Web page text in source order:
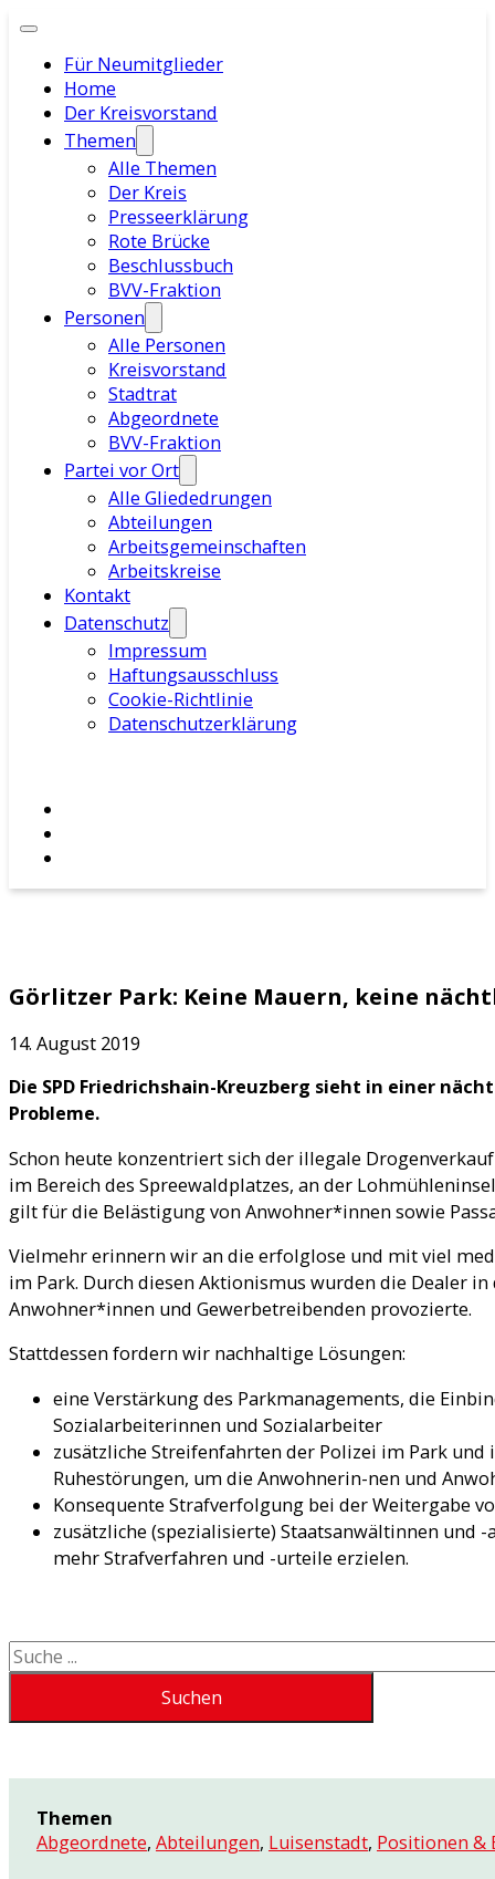
Für Neumitglieder
Home
Der Kreisvorstand
Themen
Alle Themen
Der Kreis
Presseerklärung
Rote Brücke
Beschlussbuch
BVV-Fraktion
Personen
Alle Personen
Kreisvorstand
Stadtrat
Abgeordnete
BVV-Fraktion
Partei vor Ort
Alle Gliededrungen
Abteilungen
Arbeitsgemeinschaften
Arbeitskreise
Kontakt
Datenschutz
Impressum
Haftungsausschluss
Cookie-Richtlinie
Datenschutzerklärung
Görlitzer Park: Keine Mauern, keine
14. August 2019
Die SPD Friedrichshain-Kreuzberg sieht in einer
Probleme.
Schon heute konzentriert sich der illegale
im Bereich des Spreewaldplatzes, an der
gilt für die Belästigung von Anwohner*innen sowie
Vielmehr erinnern wir an die erfolglose und mit viel
im Park. Durch diesen Aktionismus wurden die Dealer
Anwohner*innen und Gewerbetreibenden provozierte.
Stattdessen fordern wir nachhaltige Lösungen:
eine Verstärkung des Parkmanagements, die
Sozialarbeiterinnen und Sozialarbeiter
zusätzliche Streifenfahrten der Polizei im Park
Ruhestörungen, um die Anwohnerin-nen und
Konsequente Strafverfolgung bei der Weitergabe
zusätzliche (spezialisierte) Staatsanwältinnen
mehr Strafverfahren und -urteile erzielen.
Suchen
Suchen
Themen
Abgeordnete, Abteilungen, Luisenstadt, Positionen &